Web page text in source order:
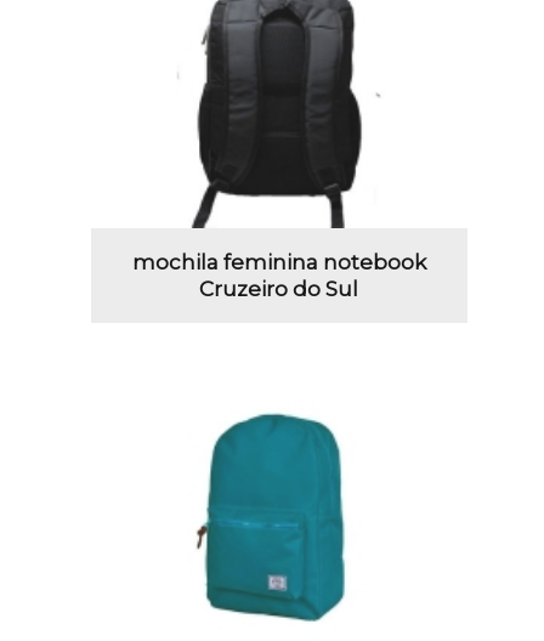
mochila feminina notebook
Cruzeiro do Sul